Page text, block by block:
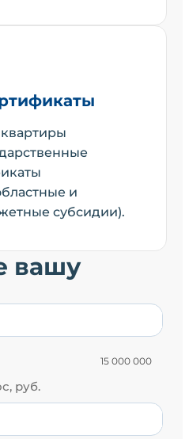
и
субсидии).
вашу
15 000 000
руб.